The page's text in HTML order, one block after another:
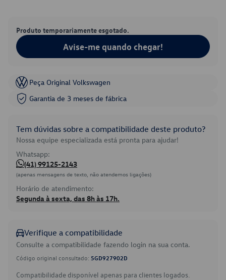
Produto temporariamente esgotado.
Avise-me quando chegar!
Peça Original Volkswagen
Garantia de 3 meses de fábrica
Tem dúvidas sobre a compatibilidade deste produto?
Nossa equipe especializada está pronta para ajudar!
Whatsapp:
(41) 99125-2143
(apenas mensagens de texto, não atendemos ligações)
Horário de atendimento:
Segunda à sexta, das 8h às 17h.
Verifique a compatibilidade
Consulte a compatibilidade fazendo login na sua conta.
Código original consultado: 5GD927902D
Compatibilidade disponível apenas para clientes logados.